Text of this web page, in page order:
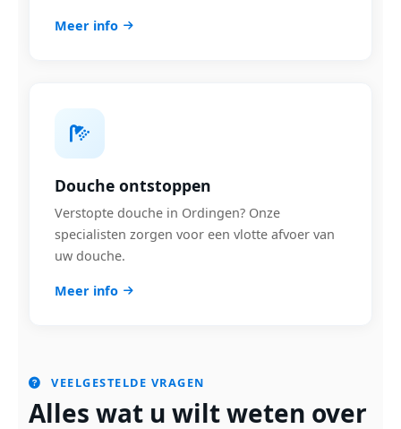
Meer info
Douche ontstoppen
Verstopte douche in Ordingen? Onze
specialisten zorgen voor een vlotte afvoer van
uw douche.
Meer info
VEELGESTELDE VRAGEN
Alles wat u wilt weten over